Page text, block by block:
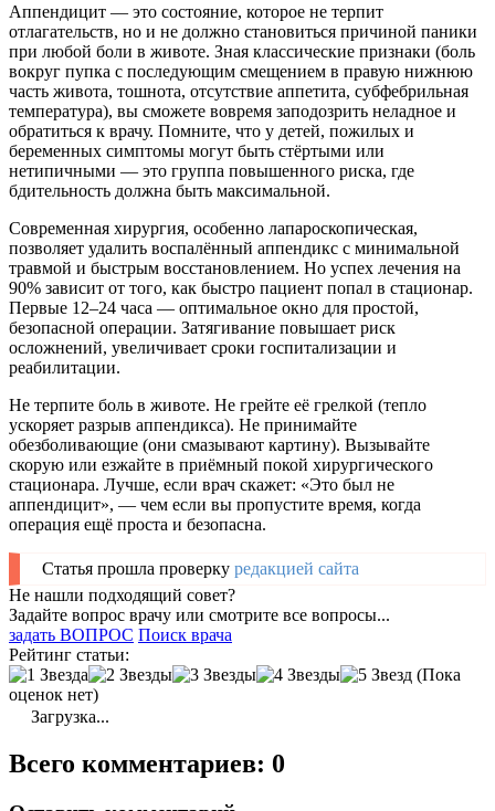
Аппендицит — это состояние, которое не терпит
отлагательств, но и не должно становиться причиной паники
при любой боли в животе. Зная классические признаки (боль
вокруг пупка с последующим смещением в правую нижнюю
часть живота, тошнота, отсутствие аппетита, субфебрильная
температура), вы сможете вовремя заподозрить неладное и
обратиться к врачу. Помните, что у детей, пожилых и
беременных симптомы могут быть стёртыми или
нетипичными — это группа повышенного риска, где
бдительность должна быть максимальной.
Современная хирургия, особенно лапароскопическая,
позволяет удалить воспалённый аппендикс с минимальной
травмой и быстрым восстановлением. Но успех лечения на
90% зависит от того, как быстро пациент попал в стационар.
Первые 12–24 часа — оптимальное окно для простой,
безопасной операции. Затягивание повышает риск
осложнений, увеличивает сроки госпитализации и
реабилитации.
Не терпите боль в животе. Не грейте её грелкой (тепло
ускоряет разрыв аппендикса). Не принимайте
обезболивающие (они смазывают картину). Вызывайте
скорую или езжайте в приёмный покой хирургического
стационара. Лучше, если врач скажет: «Это был не
аппендицит», — чем если вы пропустите время, когда
операция ещё проста и безопасна.
Статья прошла проверку редакцией сайта
Не нашли подходящий совет?
Задайте вопрос врачу или смотрите все вопросы...
задать ВОПРОС Поиск врача
Рейтинг статьи:
(Пока
оценок нет)
Загрузка...
Всего комментариев: 0